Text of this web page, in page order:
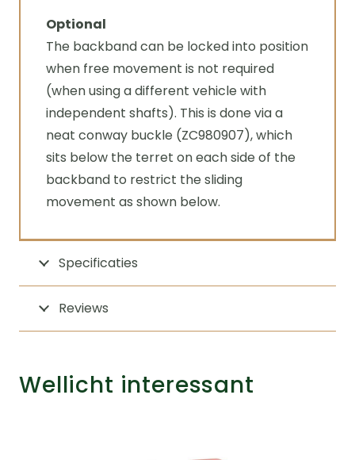
Optional
The backband can be locked into position
when free movement is not required
(when using a different vehicle with
independent shafts). This is done via a
neat conway buckle (ZC980907), which
sits below the terret on each side of the
backband to restrict the sliding
movement as shown below.
Specificaties
Reviews
Wellicht interessant